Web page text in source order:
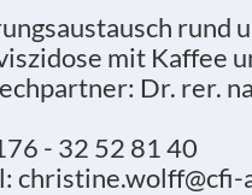
rund
mit Kaffee
Dr. rer.
- 32 52 81 40
christine.wolff@cfi-